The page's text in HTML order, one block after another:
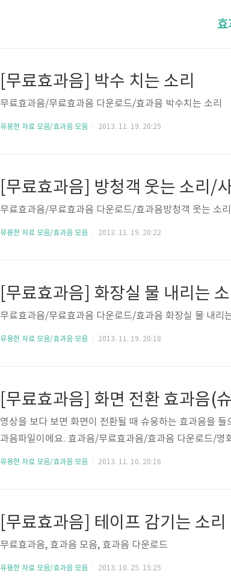
[무료효과음] 박수 치는 소리
무료효과음/무료효과음 다운로드/효과음 박수치는 소리
유용한 자료 모음/효과음 모음 2013. 11. 19. 20:25
[무료효과음] 방청객 웃는 소리/
무료효과음/무료효과음 다운로드/효과음방청객 웃는 소
유용한 자료 모음/효과음 모음 2013. 11. 19. 20:22
[무료효과음] 화장실 물 내리는 소
무료효과음/무료효과음 다운로드/효과음 화장실 물 내리
유용한 자료 모음/효과음 모음 2013. 11. 19. 20:18
[무료효과음] 화면 전환 효과음(
영상을 보다 보면 화면이 전환될 때 슈웅하는 효과음을
과음파일이에요. 효과음/무료효과음/효과음 다운로드/영
유용한 자료 모음/효과음 모음 2013. 11. 10. 20:16
[무료효과음] 테이프 감기는 소리
무료효과음, 효과음 모음, 효과음 다운로드
유용한 자료 모음/효과음 모음 2013. 10. 25. 15:25